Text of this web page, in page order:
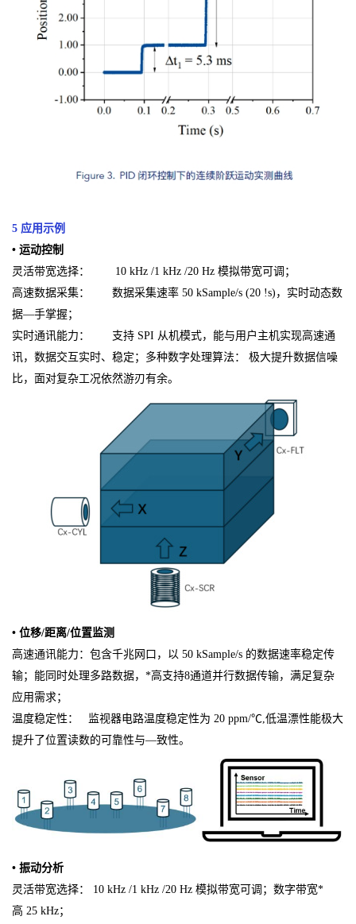
5 应用示例
• 运动控制
灵活带宽选择： 10 kHz /1 kHz /20 Hz 模拟带宽可调；
高速数据采集： 数据采集速率 50 kSample/s (20 !s)，实时动态数
据—手掌握；
实时通讯能力： 支持 SPI 从机模式，能与用户主机实现高速通
讯，数据交互实时、稳定；多种数字处理算法： 极大提升数据信噪
比，面对复杂工况依然游刃有余。
• 位移/距离/位置监测
高速通讯能力：包含千兆网口，以 50 kSample/s 的数据速率稳定传
输；能同时处理多路数据，*高支持8通道并行数据传输，满足复杂
应用需求；
温度稳定性： 监视器电路温度稳定性为 20 ppm/℃,低温漂性能极大
提升了位置读数的可靠性与—致性。
• 振动分析
灵活带宽选择： 10 kHz /1 kHz /20 Hz 模拟带宽可调；数字带宽*
高 25 kHz；